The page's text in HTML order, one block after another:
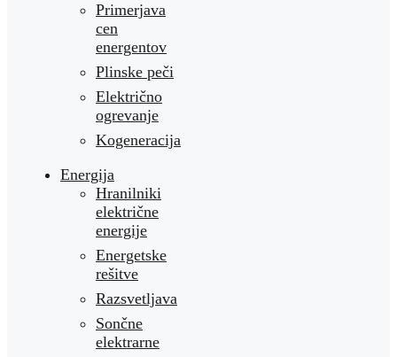
Primerjava
cen
energentov
Plinske peči
Električno
ogrevanje
Kogeneracija
Energija
Hranilniki
električne
energije
Energetske
rešitve
Razsvetljava
Sončne
elektrarne